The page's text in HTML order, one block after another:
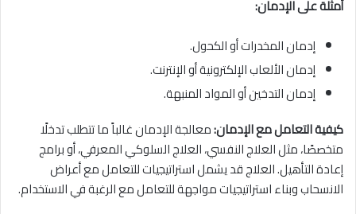
أمثلة على الإدمان:
إدمان المخدرات أو الكحول.
إدمان الألعاب الإلكترونية أو الإنترنت.
إدمان التدخين أو المواد المنبهة.
كيفية التعامل مع الإدمان:معالجة الإدمان غالباً ما تتطلب تدخلًا
متخصصًا، مثل العلاج النفسي، العلاج السلوكي المعرفي، أو برامج
إعادة التأهيل. العلاج قد يشمل استراتيجيات للتعامل مع أعراض
الانسحاب وبناء استراتيجيات مواجهة للتعامل مع الرغبة في الاستخدام.